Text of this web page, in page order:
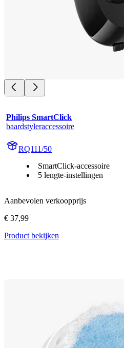
Philips SmartClick
baardstyleraccessoire
RQ111/50
SmartClick-accessoire
5 lengte-instellingen
Aanbevolen verkoopprijs
€ 37,99
Product bekijken